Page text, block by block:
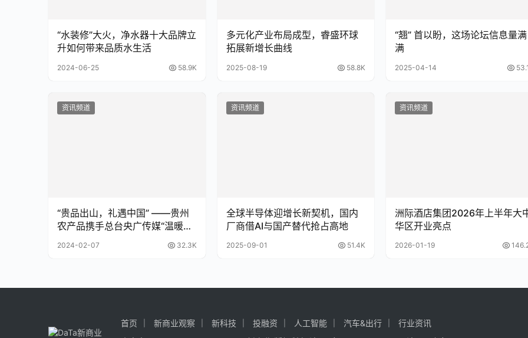
“水装修”大火，净水器十大品牌立
升如何带来品质水生活
2024-06-25 58.9K
多元化产业布局成型，睿盛环球
拓展新增长曲线
2025-08-19 58.8K
“翘” 首以盼，这场论坛信息量满
满
2025-04-14
资讯频道
“贵品出山，礼遇中国” ——贵州
农产品携手总台央广传媒“温暖贺
2024-02-07 32.3K
资讯频道
全球半导体迎增长新契机，国内
厂商借AI与国产替代抢占高地
2025-09-01 51.4K
资讯频道
洲际酒店集团2026年上半年大
华区开业亮点
2026-01-19
首页 新商业观察 新科技 投融资 人工智能 汽车&出行
行业资讯